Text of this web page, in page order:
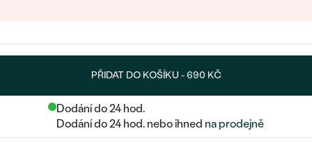
PŘIDAT DO KOŠÍKU -690 KČ
Dodání do 24 hod.
Dodání do 24 hod. nebo ihned na prodejně